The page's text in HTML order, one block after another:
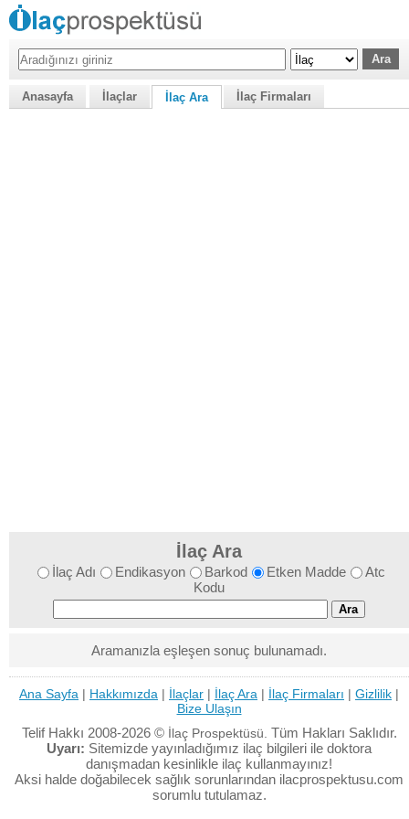
Anasayfa İlaçlar İlaç Ara İlaç Firmaları
İlaç Ara
İlaç Adı Endikasyon Barkod Etken Madde
Atc
Kodu
Aramanızla eşleşen sonuç bulunamadı.
Ana Sayfa | Hakkımızda | İlaçlar | İlaç Ara | İlaç Firmaları | Gizlilik |
Bize Ulaşın
Telif Hakkı 2008-2026 © İlaç Prospektüsü. Tüm Hakları Saklıdır.
Uyarı: Sitemizde yayınladığımız ilaç bilgileri ile doktora
danışmadan kesinlikle ilaç kullanmayınız!
Aksi halde doğabilecek sağlık sorunlarından ilacprospektusu.com
sorumlu tutulamaz.